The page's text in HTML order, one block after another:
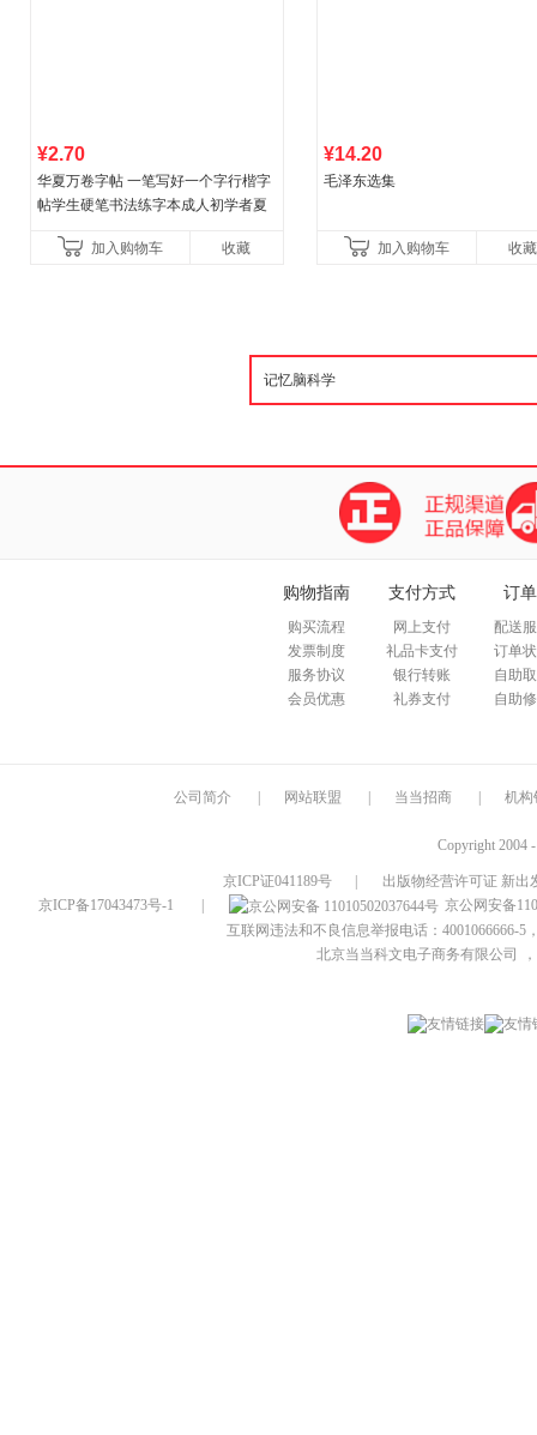
¥2.70
华夏万卷字帖 一笔写好一个字行楷字
帖学生硬笔书法练字本成人初学者夏
加入购物车 收藏
¥14.20
毛泽东选集
加入购物车 收藏
购物指南
购买流程
发票制度
服务协议
会员优惠
支付方式
网上支付
礼品卡支付
银行转账
礼券支付
订
配送
订单
自助
自助
公司简介 网站联盟 当当招商 机构
Copyright 2004
京ICP证041189号
出版物经营许可证 新出
京ICP备17043473号-1
京公网安备
互联网违法和不良信息举报电话：4001066666-5
北京当当科文电子商务有限公司